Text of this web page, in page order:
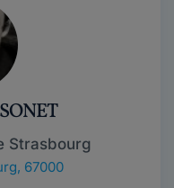
Strasbourg
67000